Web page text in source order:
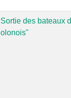
Sortie des bateaux
olonois"